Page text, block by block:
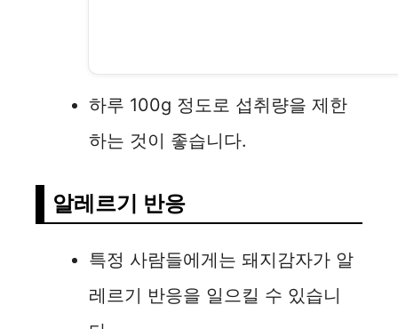
하루 100g 정도로 섭취량을 제한
하는 것이 좋습니다.
알레르기 반응
특정 사람들에게는 돼지감자가 알
레르기 반응을 일으킬 수 있습니